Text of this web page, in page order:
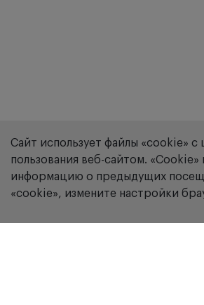
Сайт использует файлы «cookie»
пользования веб-сайтом.
информацию о предыдущих
«cookie», измените настройки